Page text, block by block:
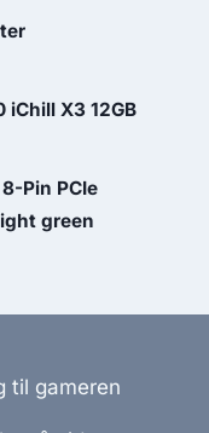
iChill X3 12GB
Pin PCIe
green
til gameren